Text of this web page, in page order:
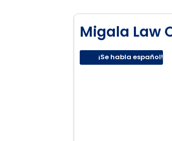
Migala Law
¡Se habla español!